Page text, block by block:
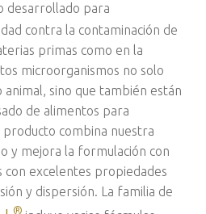
desarrollado para
contra la contaminación de
primas como en la
microorganismos no solo
sino que también están
de alimentos para
producto combina nuestra
y mejora la formulación con
con excelentes propiedades
y dispersión. La familia de
®